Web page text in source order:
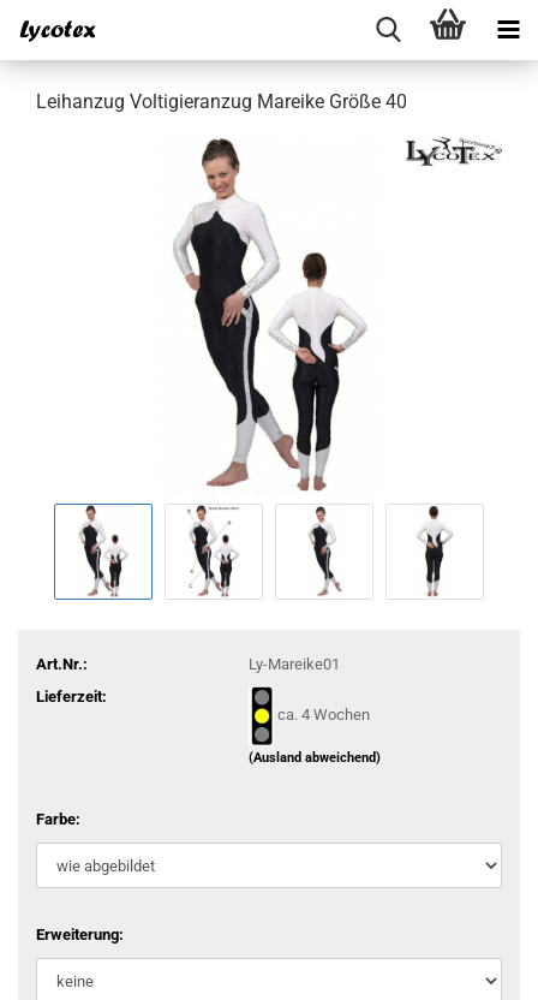
Leihanzug Voltigieranzug Mareike Größe 40
Art.Nr.:
Ly-Mareike01
Lieferzeit:
ca. 4 Wochen
(Ausland abweichend)
Farbe:
Erweiterung: